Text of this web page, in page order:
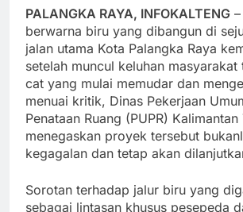
PALANGKA RAYA, INFOKALTENG
berwarna biru yang dibangun di
jalan utama Kota Palangka Raya
setelah muncul keluhan
cat yang mulai memudar dan
menuai kritik, Dinas Pekerjaan
Penataan Ruang (PUPR) Kalimantan
menegaskan proyek tersebut
kegagalan dan tetap akan
Sorotan terhadap jalur biru yang
sebagai lintasan khusus pesepeda